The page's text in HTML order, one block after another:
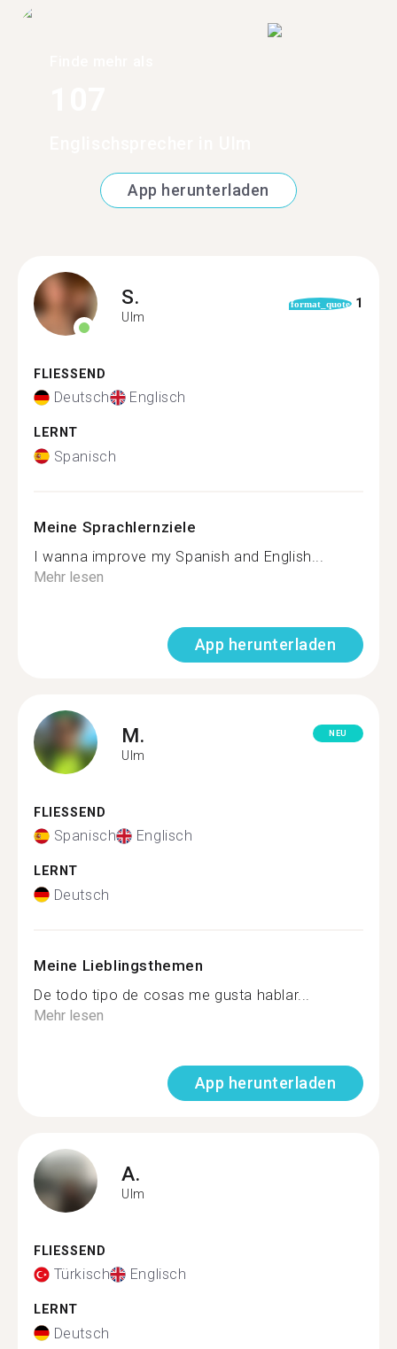
App herunterladen
S.
Ulm
format_quote 1
FLIESSEND
Deutsch Englisch
LERNT
Spanisch
Meine Sprachlernziele
I wanna improve my Spanish and English...
Mehr lesen
App herunterladen
M.
Ulm
NEU
FLIESSEND
Spanisch Englisch
LERNT
Deutsch
Meine Lieblingsthemen
De todo tipo de cosas me gusta hablar...
Mehr lesen
App herunterladen
A.
Ulm
FLIESSEND
Türkisch Englisch
LERNT
Deutsch